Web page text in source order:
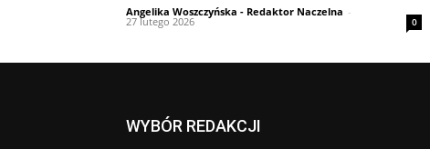
Angelika Woszczyńska - Redaktor Naczelna -
27 lutego 2026 0
WYBÓR REDAKCJI